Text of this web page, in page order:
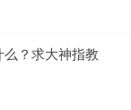
？求大神指教